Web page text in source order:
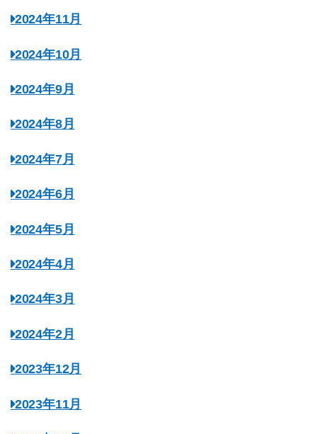
2024年11月
2024年10月
2024年9月
2024年8月
2024年7月
2024年6月
2024年5月
2024年4月
2024年3月
2024年2月
2023年12月
2023年11月